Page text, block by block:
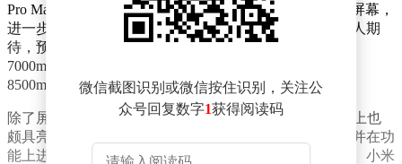
Pro Max的屏幕尺寸有望达到6.9英寸，并配备2K OLED屏幕，
进一步提升了显示效果。续航方面，该系列机型同样令人期
待，预计将应用硅碳负极电池技术，电池容量有望达到
7000mAh级别，而18 Pro Max的电池容量更可能提升至
8500mAh，满足用户长时间使用的需求。
除了屏幕和续航，小米18 Pro与Pro Max机型在背屏设计上也
颇具亮点。据透露，这两款机型将延续妙享背屏设计，并在功
能上进行进一步增强，为用户带来更加便捷的操作体验。小米
微信截图识别或微信按住识别，关注公
众号回复数字1获得阅读码